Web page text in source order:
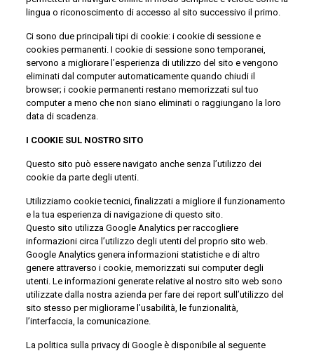
lingua o riconoscimento di accesso al sito successivo il primo.
Ci sono due principali tipi di cookie: i cookie di sessione e
cookies permanenti. I cookie di sessione sono temporanei,
servono a migliorare l’esperienza di utilizzo del sito e vengono
eliminati dal computer automaticamente quando chiudi il
browser; i cookie permanenti restano memorizzati sul tuo
computer a meno che non siano eliminati o raggiungano la loro
data di scadenza.
I COOKIE SUL NOSTRO SITO
Questo sito può essere navigato anche senza l’utilizzo dei
cookie da parte degli utenti.
Utilizziamo cookie tecnici, finalizzati a migliore il funzionamento
e la tua esperienza di navigazione di questo sito.
Questo sito utilizza Google Analytics per raccogliere
informazioni circa l’utilizzo degli utenti del proprio sito web.
Google Analytics genera informazioni statistiche e di altro
genere attraverso i cookie, memorizzati sui computer degli
utenti. Le informazioni generate relative al nostro sito web sono
utilizzate dalla nostra azienda per fare dei report sull’utilizzo del
sito stesso per migliorarne l’usabilità, le funzionalità,
l’interfaccia, la comunicazione.
La politica sulla privacy di Google è disponibile al seguente